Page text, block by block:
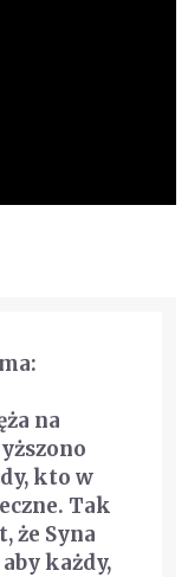
na
kto w
Tak
że Syna
każdy,